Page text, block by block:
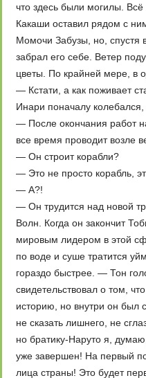
что здесь были могилы.
Какаши оставил рядом с
Момочи Забузы, но, спустя
забрал его себе. Ветер
цветы. По крайней мере, в
— Кстати, а как поживает
Инари поначалу
— После окончания работ
все время проводит возле
— Он строит корабли?
— Это не просто корабль,
— А?!
— Он трудится над новой
Волн. Когда он закончит
мировым лидером в этой
по воде и суше тратится
гораздо быстрее. — Тон
свидетельствовал о том,
историю, но внутри он был
не сказать лишнего, не
но братику-Наруто я,
уже завершен! На первый
лица страны! Это будет